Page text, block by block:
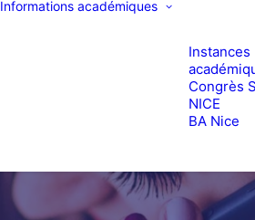
Informations académiques
Instances
Congrès
NICE
BA Nice